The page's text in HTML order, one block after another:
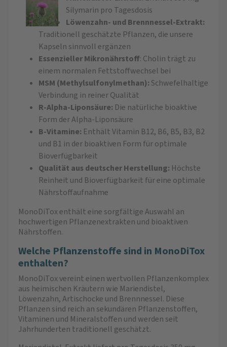
Silymarin pro Tagesdosis
Löwenzahn- und Brennnessel-Extrakt:
Traditionell geschätzte Pflanzen, die unsere
Kapseln sinnvoll ergänzen
Essenzieller Mikronährstoff: Cholin trägt zu
einem normalen Fettstoffwechsel bei
MSM (Methylsulfonylmethan):Schwefelhaltige
Verbindung in reiner Qualität
R-Alpha-Liponsäure: Die natürliche bioaktive
Form der Alpha-Liponsäure
B-Vitamine: Enthält Vitamin B12, B6, B5, B3, B2
und B1 in der bioaktiven Form für optimale
Bioverfügbarkeit
Qualität aus deutscher Herstellung: Höchste
Reinheit und Bioverfügbarkeit für eine optimale
Nährstoffaufnahme
MonoDiTox enthält eine sorgfältige Auswahl an
hochwertigen Pflanzenextrakten und bioaktiven
Nährstoffen.
Welche Pflanzenstoffe sind in MonoDiTox
enthalten?
MonoDiTox vereint einen wertvollen Pflanzenkomplex
aus heimischen Kräutern wie Mariendistel,
Löwenzahn, Artischocke und Brennnessel. Diese
Pflanzen sind reich an sekundären Pflanzenstoffen,
Vitaminen und Mineralstoffen und werden seit
Jahrhunderten traditionell geschätzt.